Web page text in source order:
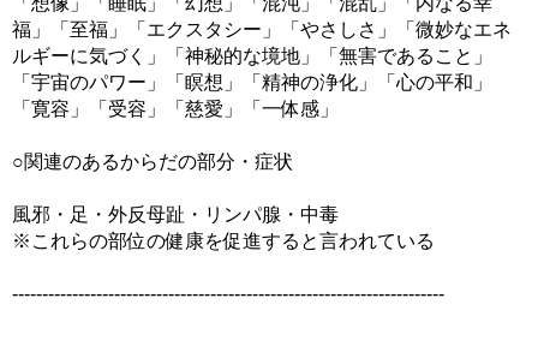
福」「至福」「エクスタシー」「やさしさ」「微妙なエネ
ルギーに気づく」「神秘的な境地」「無害であること」
「宇宙のパワー」「瞑想」「精神の浄化」「心の平和」
「寛容」「受容」「慈愛」「一体感」
○関連のあるからだの部分・症状
風邪・足・外反母趾・リンパ腺・中毒
※これらの部位の健康を促進すると言われている
------------------------------------------------------------------------